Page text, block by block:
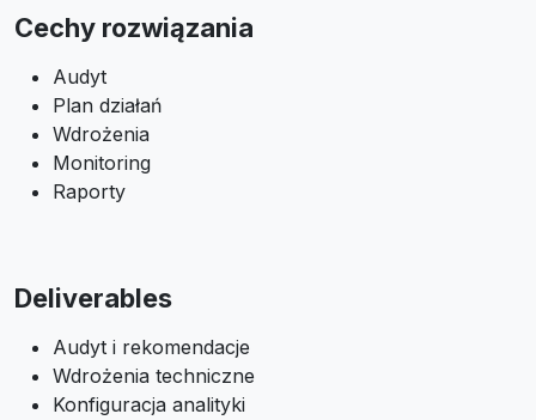
Cechy rozwiązania
Audyt
Plan działań
Wdrożenia
Monitoring
Raporty
Deliverables
Audyt i rekomendacje
Wdrożenia techniczne
Konfiguracja analityki